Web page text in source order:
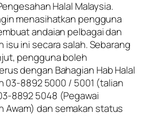
Halal Malaysia.
menasihatkan pengguna
andaian pelbagai dan
isu ini secara salah. Sebarang
pengguna boleh
dengan Bahagian Hab Halal
03-8892 5000 / 5001 (talian
8892 5048 (Pegawai
Awam) dan semakan status